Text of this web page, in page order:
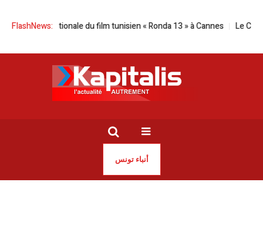
FlashNews:du film tunisien « Ronda 13 » à Cannes Le Cnot dessine
أنباء تونس